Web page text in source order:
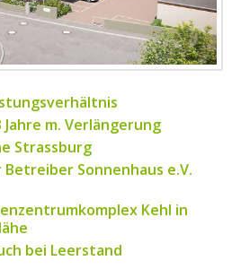
m. Verlängerung
Strassburg
Sonnenhaus e.V.
Kehl in
bei Leerstand